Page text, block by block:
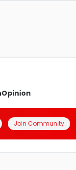
Opinion
Join Community